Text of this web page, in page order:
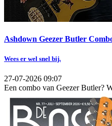
Ashdown Geezer Butler
Wees er wel snel bij.
27-07-2026 09:07
Een combo van Geezer Butler?